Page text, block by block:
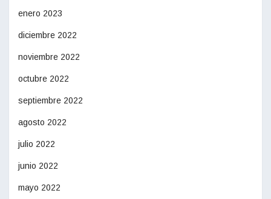
enero 2023
diciembre 2022
noviembre 2022
octubre 2022
septiembre 2022
agosto 2022
julio 2022
junio 2022
mayo 2022